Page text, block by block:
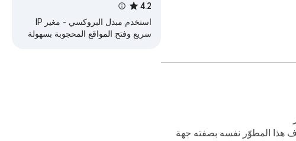
stop data trackers,
هذا المطوّر نفسه بصفته جهة
4.2
استخدم مبدل البروكسي - مغير IP
سريع وفتح المواقع المحجوبة بسهولة